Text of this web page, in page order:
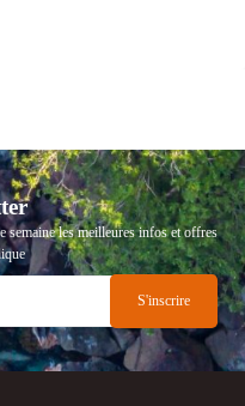
semaine les meilleures infos et offres